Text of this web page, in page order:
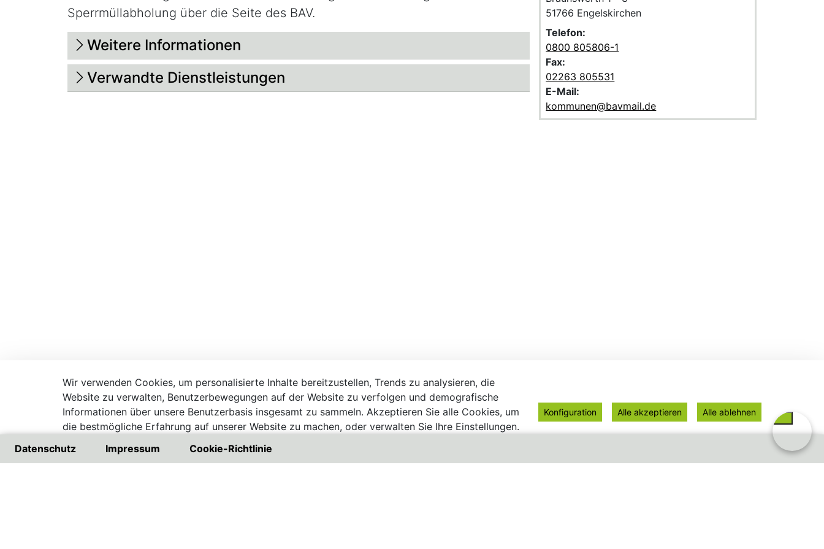
Sperrmüllabholung über die Seite des BAV.
Beschreibung
Weitere Informationen
Verwandte Dienstleistungen
PLZ und Ort
51766 Engelskirchen
Telefon:
0800 805806-1
Fax:
02263 805531
E-Mail:
kommunen@bavmail.de
Datenschutz Impressum Cookie-Richtlinie
Wir verwenden Cookies, um personalisierte Inhalte bereitzustellen, Trends zu analysieren, die
Website zu verwalten, Benutzerbewegungen auf der Website zu verfolgen und demografische
Informationen über unsere Benutzerbasis insgesamt zu sammeln. Akzeptieren Sie alle Cookies, um
die bestmögliche Erfahrung auf unserer Website zu machen, oder verwalten Sie Ihre Einstellungen.
Besuchen Sie unsere Datenschutzrichtlinie
Konfiguration Alle akzeptieren Alle ablehnen